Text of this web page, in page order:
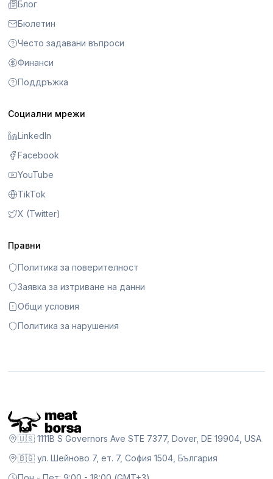
Блог
Бюлетин
Често задавани въпроси
Финанси
Поддръжка
Социални мрежи
LinkedIn
Facebook
YouTube
TikTok
X (Twitter)
Правни
Политика за поверителност
Заявка за изтриване на данни
Общи условия
Политика за нарушения
🇺🇸 1111B S Governors Ave STE 7377, Dover, DE 19904, USA
🇧🇬 ул. Шейново 7, ет. 7, София 1504, България